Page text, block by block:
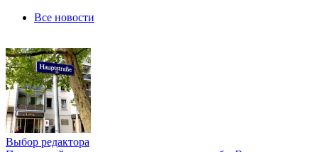
Все новости
Выбор редактора